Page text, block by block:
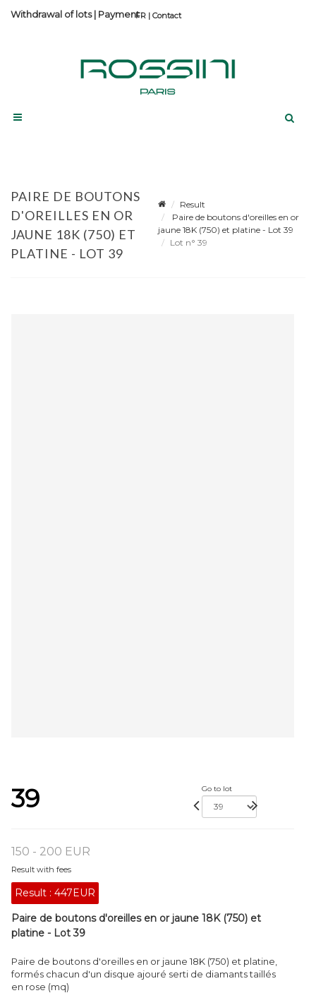
Contact
Withdrawal of lots| Payment
PAIRE DE BOUTONS
D'OREILLES EN OR
JAUNE 18K (750) ET
PLATINE - LOT 39
Result
Paire de boutons d'oreilles en or
jaune 18K (750) et platine - Lot 39
Lot n° 39
39 Go to lot
150 - 200 EUR
Result with fees
Result : 447EUR
Paire de boutons d'oreilles en or jaune 18K (750) et
platine - Lot 39
Paire de boutons d'oreilles en or jaune 18K (750) et platine,
formés chacun d'un disque ajouré serti de diamants taillés
en rose (mq)